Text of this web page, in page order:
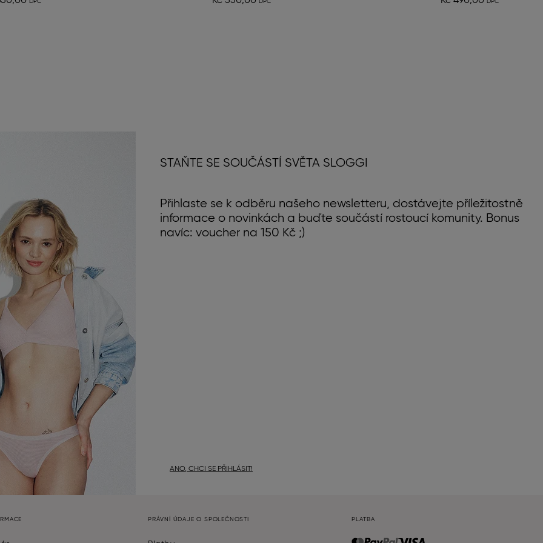
STAŇTE SE SOUČÁSTÍ SVĚTA SLOGGI
Přihlaste se k odběru našeho newsletteru, dostávejte příležitostně
informace o novinkách a buďte součástí rostoucí komunity. Bonus
navíc: voucher na 150 Kč ;)
ANO, CHCI SE PŘIHLÁSIT!
PRÁVNÍ ÚDAJE O SPOLEČNOSTI PLATBA